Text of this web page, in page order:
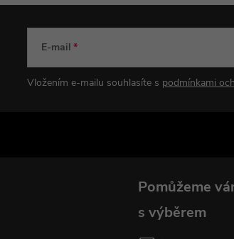
E-mail
Vložením e-mailu souhlasíte s podmínkami